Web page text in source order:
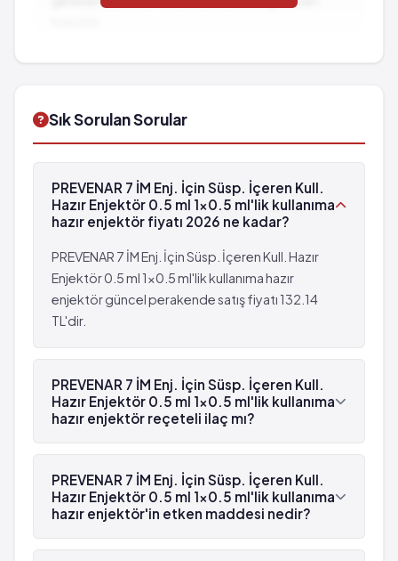
Sık Sorulan Sorular
PREVENAR 7 İM Enj. İçin Süsp. İçeren Kull.
Hazır Enjektör 0.5 ml 1x0.5 ml'lik kullanıma
hazır enjektör fiyatı 2026 ne kadar?
PREVENAR 7 İM Enj. İçin Süsp. İçeren Kull. Hazır
Enjektör 0.5 ml 1x0.5 ml'lik kullanıma hazır
enjektör güncel perakende satış fiyatı 132.14
TL'dir.
PREVENAR 7 İM Enj. İçin Süsp. İçeren Kull.
Hazır Enjektör 0.5 ml 1x0.5 ml'lik kullanıma
hazır enjektör reçeteli ilaç mı?
Evet, PREVENAR 7 İM Enj. İçin Süsp. İçeren Kull.
Hazır Enjektör 0.5 ml 1x0.5 ml'lik kullanıma hazır
enjektör beyaz reçetelidir.
PREVENAR 7 İM Enj. İçin Süsp. İçeren Kull.
Hazır Enjektör 0.5 ml 1x0.5 ml'lik kullanıma
hazır enjektör'in etken maddesi nedir?
PREVENAR 7 İM Enj. İçin Süsp. İçeren Kull. Hazır